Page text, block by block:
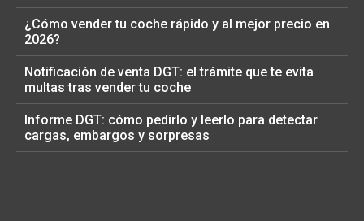
¿Cómo vender tu coche rápido y al mejor precio en
2026?
Notificación de venta DGT: el trámite que te evita
multas tras vender tu coche
Informe DGT: cómo pedirlo y leerlo para detectar
cargas, embargos y sorpresas